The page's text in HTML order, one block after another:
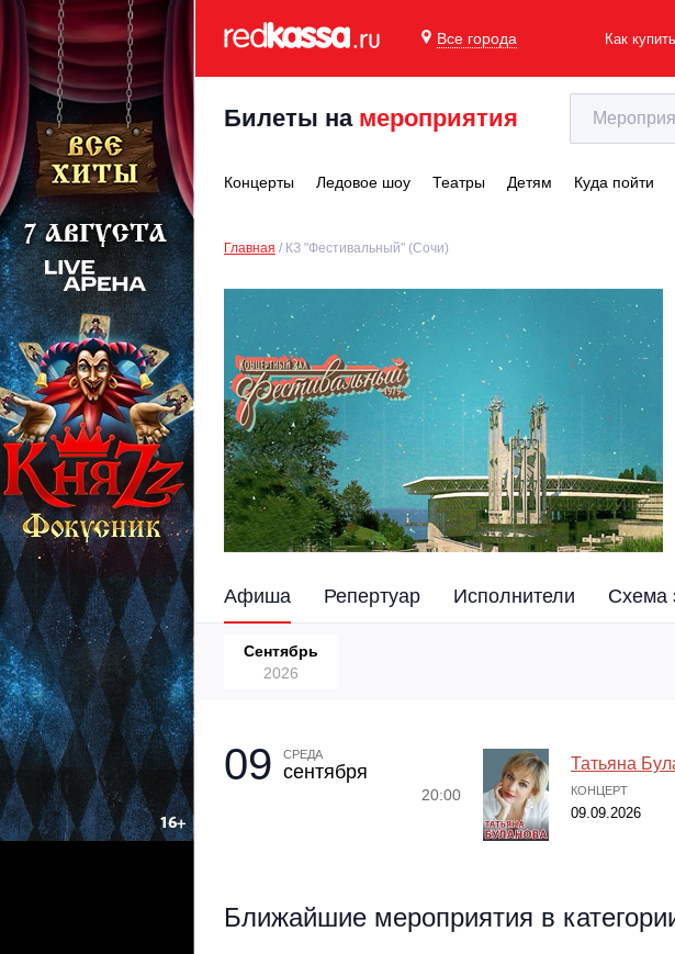
Все города Как купить
Билеты на мероприятия
Концерты Ледовое шоу Театры Детям Куда пойти
Главная КЗ "Фестивальный" (Сочи)
Афиша Репертуар Исполнители Схема
Сентябрь
2026
09 СРЕДА
сентября
20:00
Татьяна
КОНЦЕРТ
09.09.2026
Ближайшие мероприятия в